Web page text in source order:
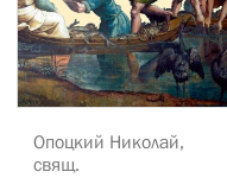
Опоцкий Николай,
свящ.